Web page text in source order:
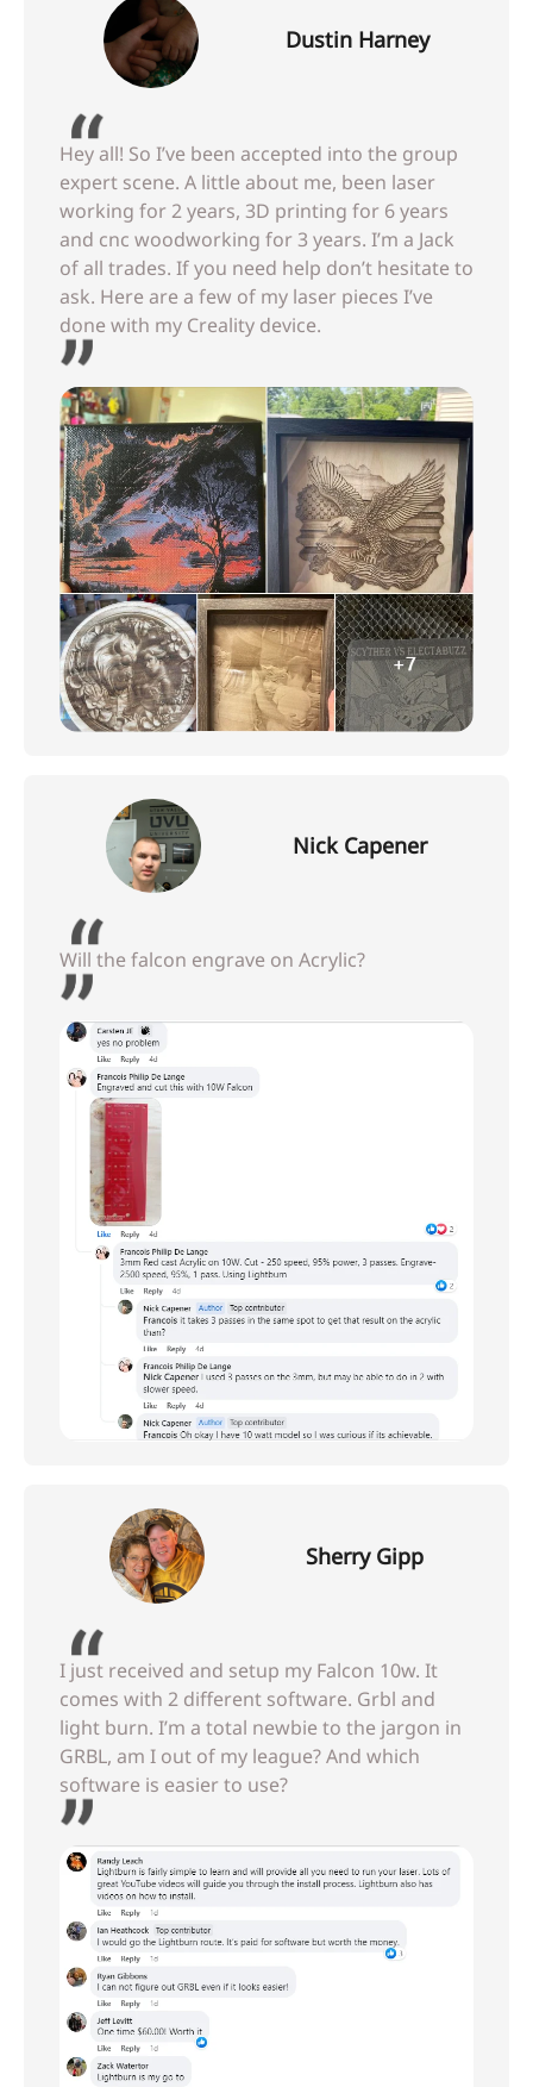
Dustin Harney
Hey all! So I’ve been accepted into the group
expert scene. A little about me, been laser
working for 2 years, 3D printing for 6 years
and cnc woodworking for 3 years. I’m a Jack
of all trades. If you need help don’t hesitate to
ask. Here are a few of my laser pieces I’ve
done with my Creality device.
Nick Capener
Will the falcon engrave on Acrylic?
Sherry Gipp
I just received and setup my Falcon 10w. It
comes with 2 different software. Grbl and
light burn. I’m a total newbie to the jargon in
GRBL, am I out of my league? And which
software is easier to use?